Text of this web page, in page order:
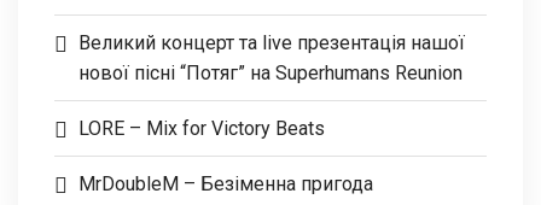
Великий концерт та live презентація нашої
нової пісні “Потяг” на Superhumans Reunion
LORE – Mix for Victory Beats
MrDoubleM – Безіменна пригода